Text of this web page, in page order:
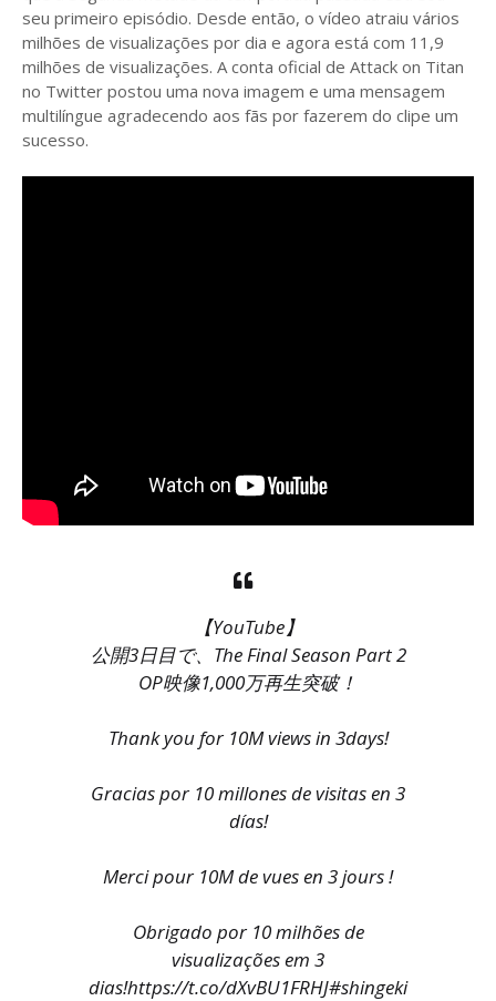
seu primeiro episódio. Desde então, o vídeo atraiu vários
milhões de visualizações por dia e agora está com 11,9
milhões de visualizações. A conta oficial de Attack on Titan
no Twitter postou uma nova imagem e uma mensagem
multilíngue agradecendo aos fãs por fazerem do clipe um
sucesso.
【YouTube】
公開3日目で、The Final Season Part 2
OP映像1,000万再生突破！
Thank you for 10M views in 3days!
Gracias por 10 millones de visitas en 3
días!
Merci pour 10M de vues en 3 jours !
Obrigado por 10 milhões de
visualizações em 3
dias!https://t.co/dXvBU1FRHJ#shingeki